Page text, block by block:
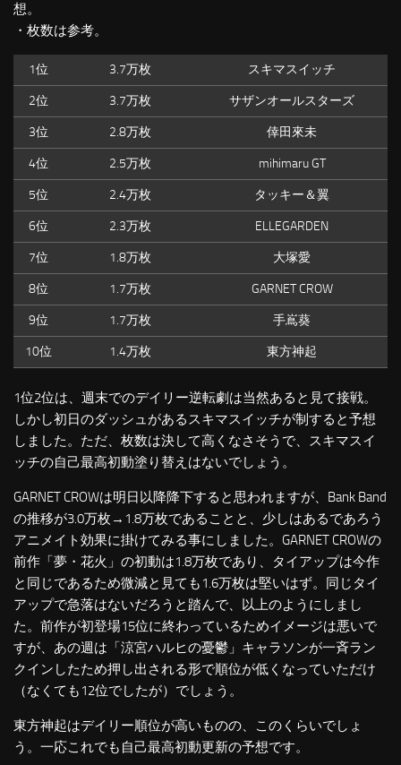
想。
・枚数は参考。
1位 3.7万枚 スキマスイッチ
2位 3.7万枚 サザンオールスターズ
3位 2.8万枚 倖田來未
4位 2.5万枚 mihimaru GT
5位 2.4万枚 タッキー＆翼
6位 2.3万枚 ELLEGARDEN
7位 1.8万枚 大塚愛
8位 1.7万枚 GARNET CROW
9位 1.7万枚 手嶌葵
10位 1.4万枚 東方神起
1位2位は、週末でのデイリー逆転劇は当然あると見て接戦。
しかし初日のダッシュがあるスキマスイッチが制すると予想
しました。ただ、枚数は決して高くなさそうで、スキマスイ
ッチの自己最高初動塗り替えはないでしょう。
GARNET CROWは明日以降降下すると思われますが、Bank Band
の推移が3.0万枚→1.8万枚であることと、少しはあるであろう
アニメイト効果に掛けてみる事にしました。GARNET CROWの
前作「夢・花火」の初動は1.8万枚であり、タイアップは今作
と同じであるため微減と見ても1.6万枚は堅いはず。同じタイ
アップで急落はないだろうと踏んで、以上のようにしまし
た。前作が初登場15位に終わっているためイメージは悪いで
すが、あの週は「涼宮ハルヒの憂鬱」キャラソンが一斉ラン
クインしたため押し出される形で順位が低くなっていただけ
（なくても12位でしたが）でしょう。
東方神起はデイリー順位が高いものの、このくらいでしょ
う。一応これでも自己最高初動更新の予想です。